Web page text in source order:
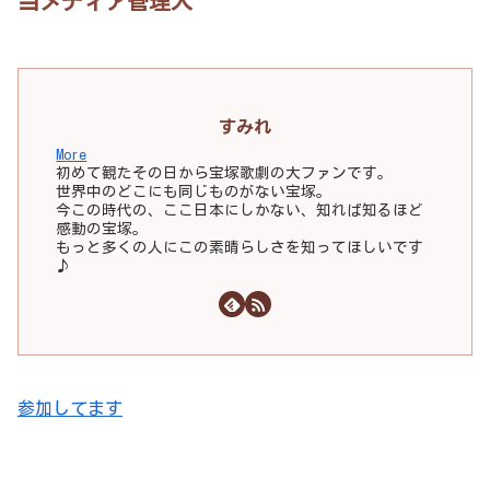
すみれ
More
初めて観たその日から宝塚歌劇の大ファンです。
世界中のどこにも同じものがない宝塚。
今この時代の、ここ日本にしかない、知れば知るほど
感動の宝塚。
もっと多くの人にこの素晴らしさを知ってほしいです
♪
参加してます